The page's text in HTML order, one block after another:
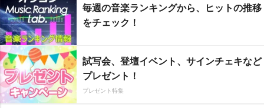
毎週の音楽ランキングから、ヒットの推移
をチェック！
試写会、登壇イベント、サインチェキなど
プレゼント！
プレゼント特集